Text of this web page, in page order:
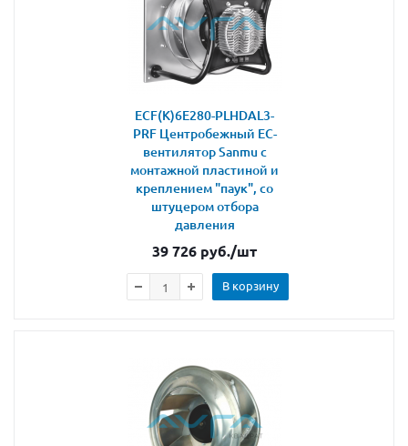
ECF(K)6E280-PLHDAL3-
PRF Центробежный ЕС-
вентилятор Sanmu с
монтажной пластиной и
креплением "паук", со
штуцером отбора
давления
39 726 руб./шт
В корзину